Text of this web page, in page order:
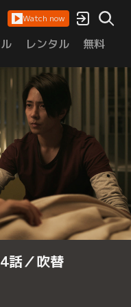
Watch now
レンタル 無料
話／吹替